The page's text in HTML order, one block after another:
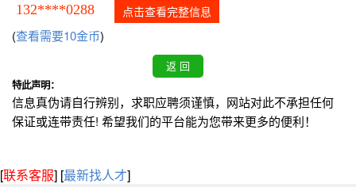
132****0288 点击查看完整信息
(查看需要10金币)
特此声明：
信息真伪请自行辨别，求职应聘须谨慎，网站对此不承担任何
保证或连带责任! 希望我们的平台能为您带来更多的便利！
[联系客服] [最新找人才]